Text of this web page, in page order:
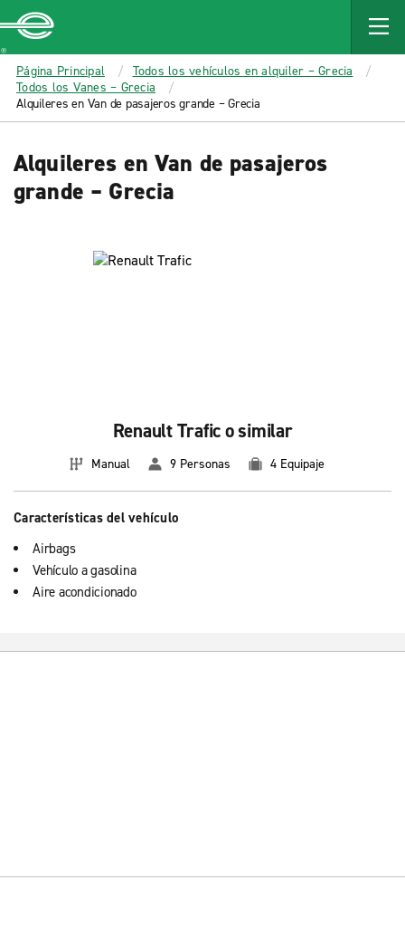
MAIN
CONTENT
Enterprise
Página Principal
Todos los vehículos en alquiler – Grecia
Todos los Vanes – Grecia
Alquileres en Van de pasajeros grande – Grecia
Alquileres en Van de pasajeros
grande – Grecia
Renault Trafic o similar
Manual 9 Personas 4 Equipaje
Características del vehículo
Airbags
Vehículo a gasolina
Aire acondicionado